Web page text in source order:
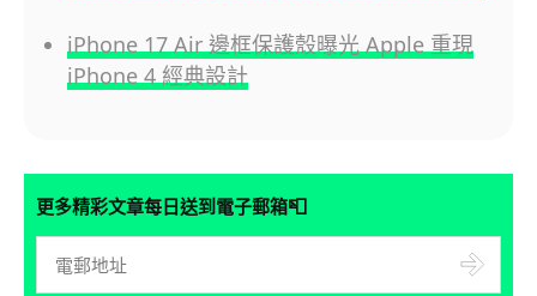
iPhone 17 Air 邊框保護殼曝光 Apple 重現
iPhone 4 經典設計
更多精彩文章每日送到電子郵箱📮